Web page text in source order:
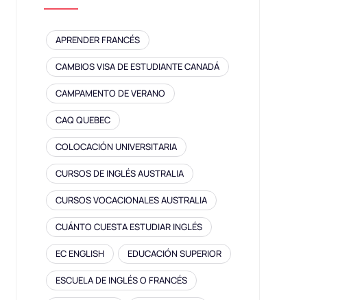
APRENDER FRANCÉS
CAMBIOS VISA DE ESTUDIANTE CANADÁ
CAMPAMENTO DE VERANO
CAQ QUEBEC
COLOCACIÓN UNIVERSITARIA
CURSOS DE INGLÉS AUSTRALIA
CURSOS VOCACIONALES AUSTRALIA
CUÁNTO CUESTA ESTUDIAR INGLÉS
EC ENGLISH EDUCACIÓN SUPERIOR
ESCUELA DE INGLÉS O FRANCÉS